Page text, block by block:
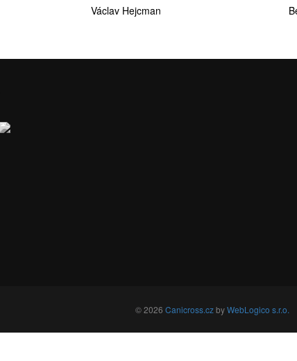
Václav Hejcman
© 2026 Canicross.czbyWebLogico s.r.o.